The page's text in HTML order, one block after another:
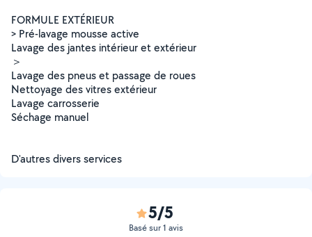
FORMULE EXTÉRIEUR
> Pré-lavage mousse active
Lavage des jantes intérieur et extérieur
＞
Lavage des pneus et passage de roues
Nettoyage des vitres extérieur
Lavage carrosserie
Séchage manuel
D'autres divers services
5/5
Basé sur 1 avis